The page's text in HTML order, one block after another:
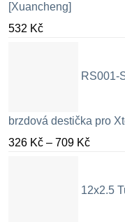
[Xuancheng]
532 Kč
RS001-
brzdová destička pro
326 Kč – 709 KčRozpětí
až
12x2.5